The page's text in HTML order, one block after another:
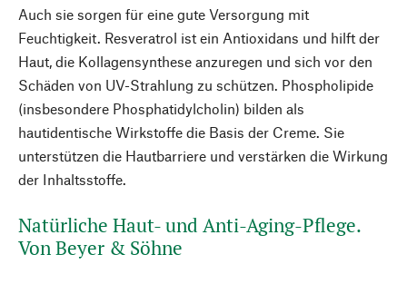
Auch sie sorgen für eine gute Versorgung mit
Feuchtigkeit. Resveratrol ist ein Antioxidans und hilft der
Haut, die Kollagensynthese anzuregen und sich vor den
Schäden von UV-Strahlung zu schützen. Phospholipide
(insbesondere Phosphatidylcholin) bilden als
hautidentische Wirkstoffe die Basis der Creme. Sie
unterstützen die Hautbarriere und verstärken die Wirkung
der Inhaltsstoffe.
Natürliche Haut- und Anti-Aging-Pflege.
Von Beyer & Söhne